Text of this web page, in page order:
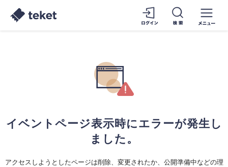
イベントページ表示時にエラーが発生し
ました。
アクセスしようとしたページは削除、変更されたか、公開準備中などの理